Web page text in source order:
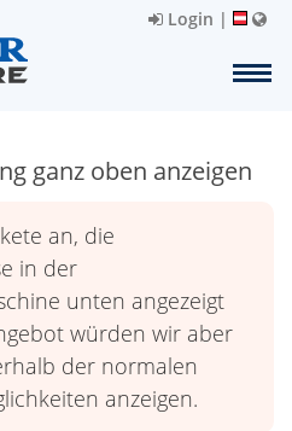
Login |
ganz oben anzeigen
an, die
in der
unten angezeigt
würden wir aber
der normalen
anzeigen.